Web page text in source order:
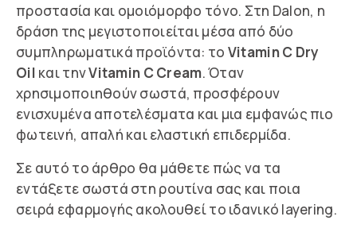
προστασία και ομοιόμορφο τόνο. Στη Dalon, η
δράση της μεγιστοποιείται μέσα από δύο
συμπληρωματικά προϊόντα: το Vitamin C Dry
Oil και τηνVitamin C Cream. Όταν
χρησιμοποιηθούν σωστά, προσφέρουν
ενισχυμένα αποτελέσματα και μια εμφανώς πιο
φωτεινή, απαλή και ελαστική επιδερμίδα.
Σε αυτό το άρθρο θα μάθετε πώς να τα
εντάξετε σωστά στη ρουτίνα σας και ποια
σειρά εφαρμογής ακολουθεί το ιδανικό layering.